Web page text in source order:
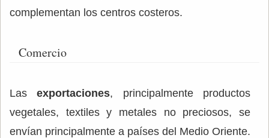
complementan los centros costeros.
Comercio
Lasexportaciones, principalmente productos
vegetales, textiles y metales no preciosos, se
envían principalmente a países del Medio Oriente.